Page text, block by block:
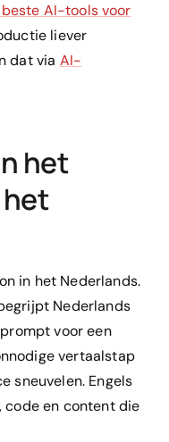
AI-tools voor
liever
dat via AI-
het
het
in het Nederlands.
Nederlands
voor een
vertaalstap
sneuvelen. Engels
code en content die